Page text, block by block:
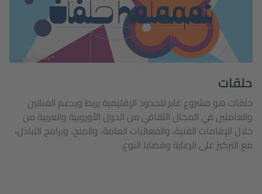
© Design Engy Aly
حلقات
حلَقات هو مشروع عابر للحدود الإقليمية يربط ويدعم الفنانين
والعاملين في المجال الثقافي من الدول الأوروبية والعربية من
خلال الإقامات الفنية، والفعاليات العامة، والمنح، وبرامج التبادل،
مع التركيز على الرعاية وقضايا النوع.